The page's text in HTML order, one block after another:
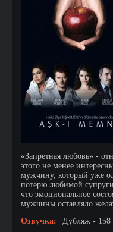
«Запретная любовь» -
этого не менее
мужчину, который уже
потерю любимой
что эмоциональное
мужчины оставляло
Озвучка:
Дубляж - 158